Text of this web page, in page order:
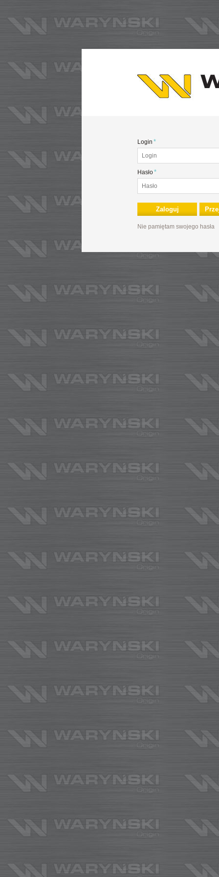
Login *
Hasło*
Nie pamiętam swojego hasła